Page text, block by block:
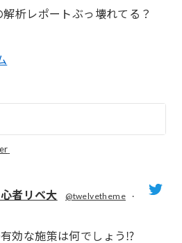
析レポートぶっ壊れてる？
者リベ大 @twelvetheme
·
効な施策は何でしょう⁉️